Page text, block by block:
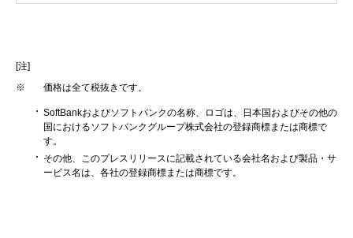
[注]
※
価格は全て税抜きです。
SoftBankおよびソフトバンクの名称、ロゴは、日本国およびその他の
国におけるソフトバンクグループ株式会社の登録商標または商標で
す。
その他、このプレスリリースに記載されている会社名および製品・サ
ービス名は、各社の登録商標または商標です。